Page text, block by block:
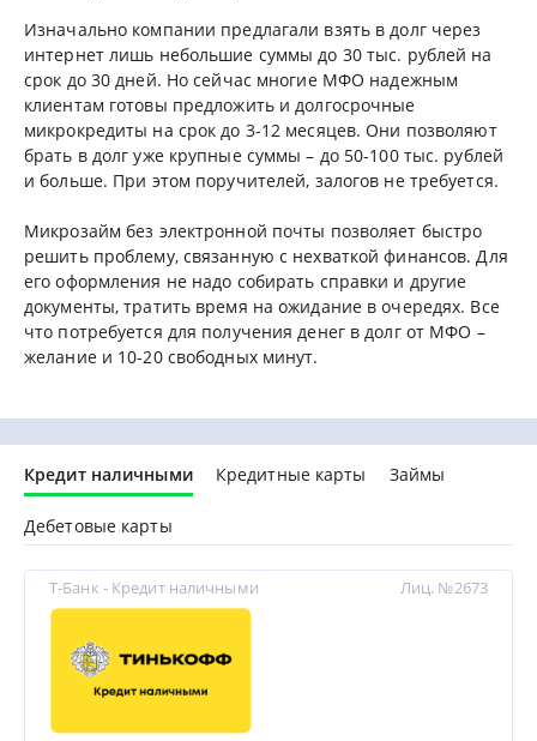
Изначально компании предлагали взять в долг через
интернет лишь небольшие суммы до 30 тыс. рублей на
срок до 30 дней. Но сейчас многие МФО надежным
клиентам готовы предложить и долгосрочные
микрокредиты на срок до 3-12 месяцев. Они позволяют
брать в долг уже крупные суммы – до 50-100 тыс. рублей
и больше. При этом поручителей, залогов не требуется.
Микрозайм без электронной почты позволяет быстро
решить проблему, связанную с нехваткой финансов. Для
его оформления не надо собирать справки и другие
документы, тратить время на ожидание в очередях. Все
что потребуется для получения денег в долг от МФО –
желание и 10-20 свободных минут.
Кредит наличными Кредитные карты Займы
Дебетовые карты
Т-Банк - Кредит наличными Лиц. №2673